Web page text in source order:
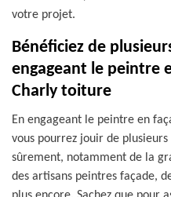
votre projet.
Bénéficiez de
engageant le peintre
Charly toiture
En engageant le peintre en
vous pourrez jouir de
sûrement, notamment de la
des artisans peintres façade,